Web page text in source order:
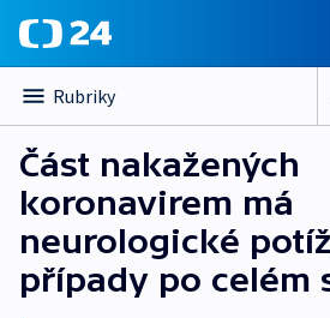
Rubriky
Část nakažených
koronavirem má
neurologické
případy po celém